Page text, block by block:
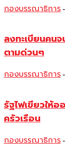
กองบรรณาธิการ -
ลงทะเบียนคน
ตามด่วนๆ
กองบรรณาธิการ -
รัฐไฟเขียวให้
ครัวเรือน
กองบรรณาธิการ -